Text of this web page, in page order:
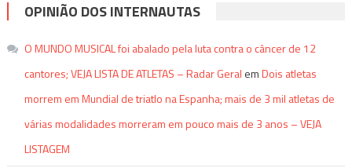
OPINIÃO DOS INTERNAUTAS
O MUNDO MUSICAL foi abalado pela luta contra o câncer de 12
cantores; VEJA LISTA DE ATLETAS – Radar Geral emDois atletas
morrem em Mundial de triatlo na Espanha; mais de 3 mil atletas de
várias modalidades morreram em pouco mais de 3 anos – VEJA
LISTAGEM